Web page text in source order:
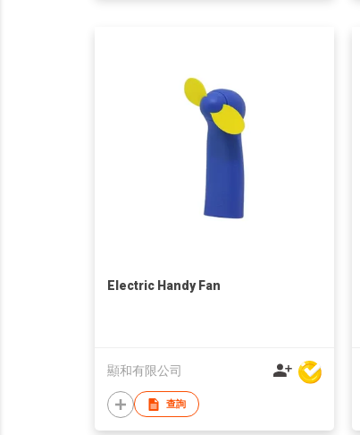
Electric Handy Fan
顯和有限公司
查詢